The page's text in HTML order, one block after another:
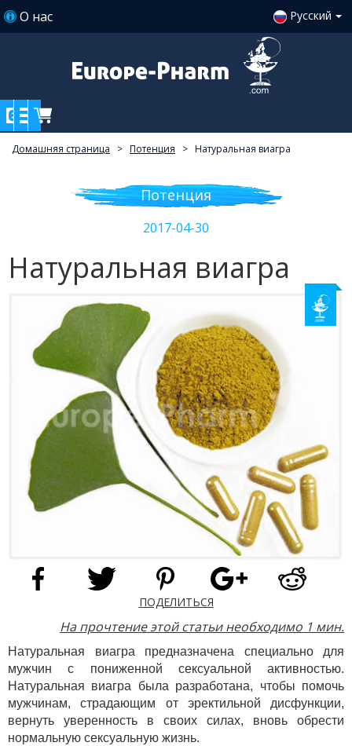
О нас Русский
Домашняя страница > Потенция > Натуральная виагра
Потенция
2017-04-30
Натуральная виагра
ПОДЕЛИТЬСЯ
На прочтение этой статьи необходимо 1 мин.
Натуральная виагра предназначена специально для
мужчин с пониженной сексуальной активностью.
Натуральная виагра была разработана, чтобы помочь
мужчинам, страдающим от эректильной дисфункции,
вернуть уверенность в своих силах, вновь обрести
нормальную сексуальную жизнь.